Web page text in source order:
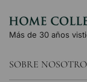
Más de 30 años
SOBRE